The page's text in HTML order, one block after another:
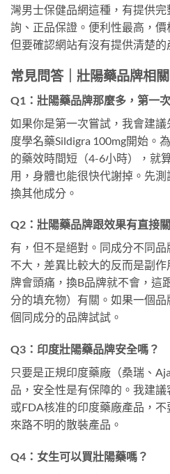
灣男士保健品網這種，有提供
詢、正品保證。便利性最高，價
但要確認網站有沒有提供清楚的
常見問答｜壯陽藥品牌相關
Q1：壯陽藥品牌那麼多，第一
如果你是第一次嘗試，我會建
度學名藥Sildigra 100mg開始。
的藥效時間短（4-6小時），就
用，身體也能很快代謝掉。先
換其他成分。
Q2：壯陽藥品牌跟效果有直接
有，但不是絕對。同成分不同
不大，差異比較大的反而是副
牌會頭痛，換B品牌就不會，這
分的填充物）有關。如果一個
個同成分的品牌試試。
Q3：印度壯陽藥品牌安全嗎？
只要是正規印度藥廠（桑瑞、
品，安全性是有保障的。我建
或FDA核准的印度藥廠產品，
來路不明的散裝產品。
Q4：女生可以買壯陽藥嗎？